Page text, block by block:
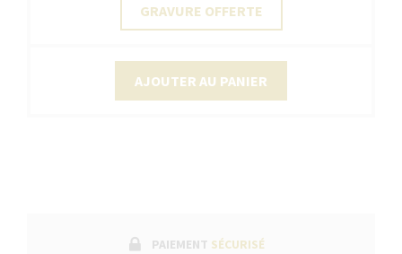
GRAVURE OFFERTE
AJOUTER AU PANIER
PAIEMENT SÉCURISÉ